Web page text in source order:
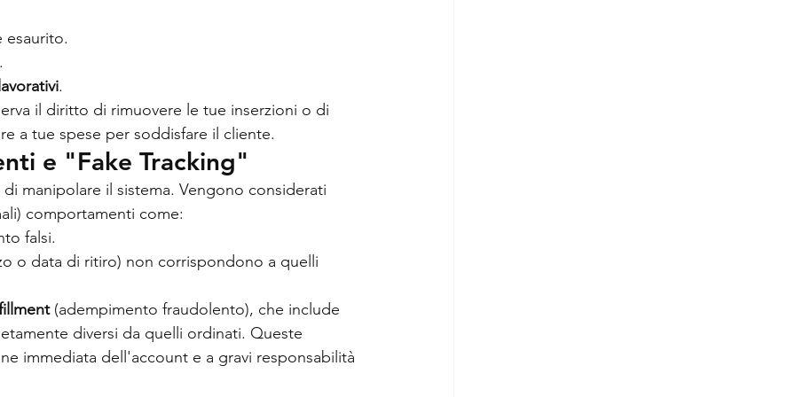
.
il diritto di rimuovere le tue inserzioni o di
a tue spese per soddisfare il cliente.
e "Fake Tracking"
manipolare il sistema. Vengono considerati
comportamenti come:
falsi.
o data di ritiro) non corrispondono a quelli
(adempimento fraudolento), che include
diversi da quelli ordinati. Queste
immediata dell'account e a gravi responsabilità